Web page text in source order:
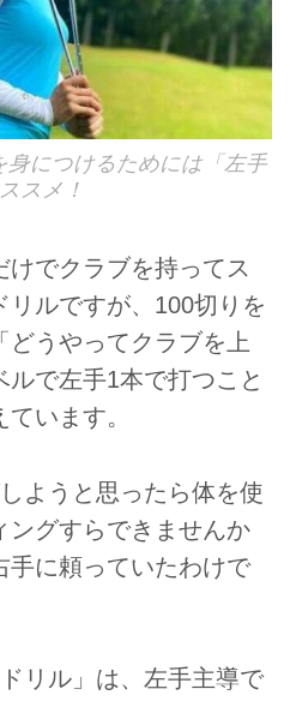
につけるためには「左手
スメ！
けでクラブを持ってス
リルですが、100切りを
どうやってクラブを上
で左手1本で打つこと
います。
ようと思ったら体を使
ングすらできませんか
手に頼っていたわけで
リル」は、左手主導で